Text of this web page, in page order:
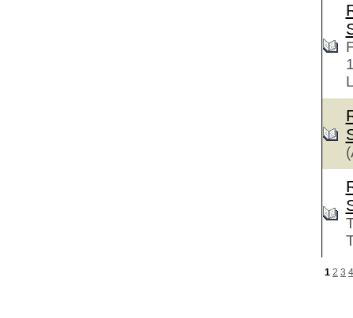
1 2 3 4